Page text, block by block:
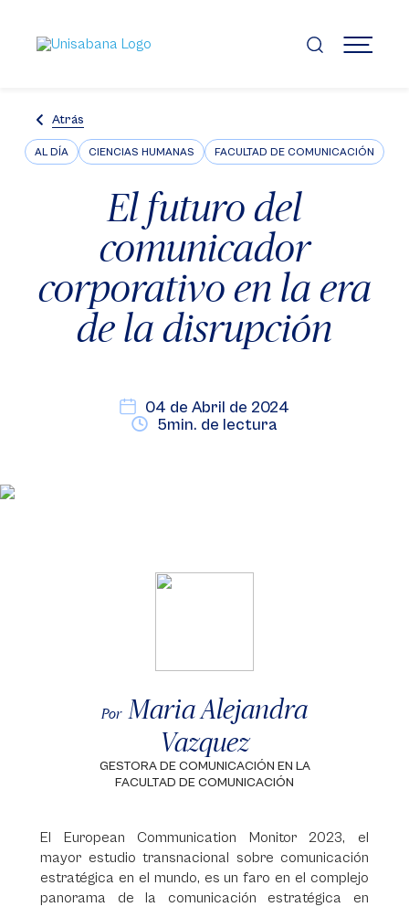
contenido
principal
MENÚ
Atrás
AL DÍA CIENCIAS HUMANAS FACULTAD DE COMUNICACIÓN
El futuro del
comunicador
corporativo en la era
de la disrupción
04 de Abril de 2024
5min. de lectura
Por Maria Alejandra
Vazquez
GESTORA DE COMUNICACIÓN EN LA
FACULTAD DE COMUNICACIÓN
El European Communication Monitor 2023, el
mayor estudio transnacional sobre comunicación
estratégica en el mundo, es un faro en el complejo
panorama de la comunicación estratégica en